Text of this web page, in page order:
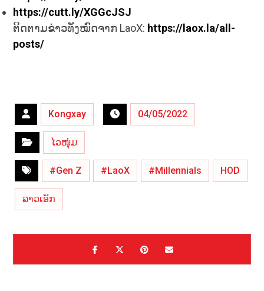
https://cutt.ly/XGGcJSJ
ຕິດຕາມຂ່າວທັງໝົດຈາກ LaoX: https://laox.la/all-
posts/
Kongxay 04/05/2022
ໄວໜຸ່ມ
#Gen Z #LaoX #Millennials HOD
ລາວເອັກ